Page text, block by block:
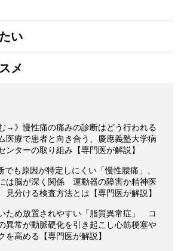
い
メ
→》慢性痛の痛みの診断はどう行われる
療で患者と向き合う、慶應義塾大学病
ンターの取り組み【専門医が解説】
でも原因が特定しにくい「慢性腰痛」、
は脳が深く関係 運動器の障害か精神医
見分ける検査方法とは【専門医が解説】
ため放置されやすい「脂質異常症」 コ
異常が動脈硬化を引き起こし心筋梗塞や
を高める【専門医が解説】